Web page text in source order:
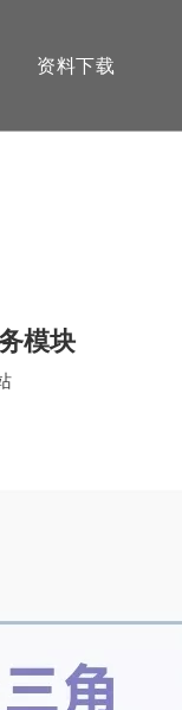
资料下载
模块